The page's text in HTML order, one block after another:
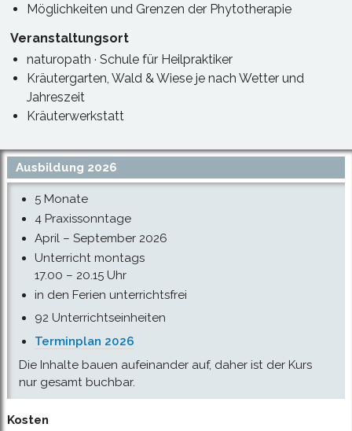
Möglichkeiten und Grenzen der Phytotherapie
Veranstaltungsort
naturopath · Schule für Heilpraktiker
Kräutergarten, Wald & Wiese je nach Wetter und
Jahreszeit
Kräuterwerkstatt
Ausbildung 2026
5 Monate
4 Praxissonntage
April – September 2026
Unterricht montags
17.00 – 20.15 Uhr
in den Ferien unterrichtsfrei
92 Unterrichtseinheiten
Terminplan 2026
Die Inhalte bauen aufeinander auf, daher ist der Kurs
nur gesamt buchbar.
Kosten